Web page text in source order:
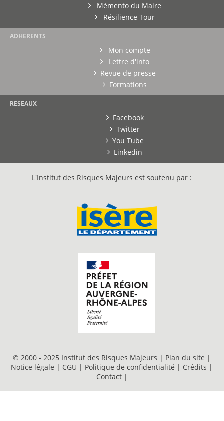
Mémento du Maire
Résilience Tour
ADHERENTS
Mon compte
Lettre d'info
Revue de presse
Formations
RESEAUX
Facebook
Twitter
You Tube
Linkedin
L'Institut des Risques Majeurs est soutenu par :
© 2000 - 2025 Institut des Risques Majeurs | Plan du site |
Notice légale | CGU | Politique de confidentialité | Crédits |
Contact |